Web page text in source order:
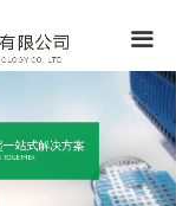
一站式解决方案
TOGETHER
끀